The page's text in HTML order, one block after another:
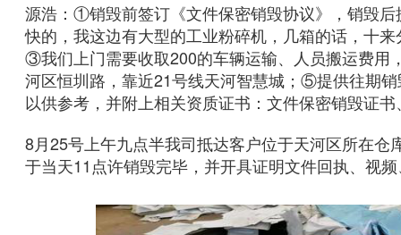
源浩：①销毁前签订《文件保密销毁协议》，销毁
快的，我这边有大型的工业粉碎机，几箱的话，十
③我们上门需要收取200的车辆运输、人员搬运费
河区恒圳路，靠近21号线天河智慧城；⑤提供往期
以供参考，并附上相关资质证书：文件保密销毁证
8月25号上午九点半我司抵达客户位于天河区所在仓
于当天11点许销毁完毕，并开具证明文件回执、视